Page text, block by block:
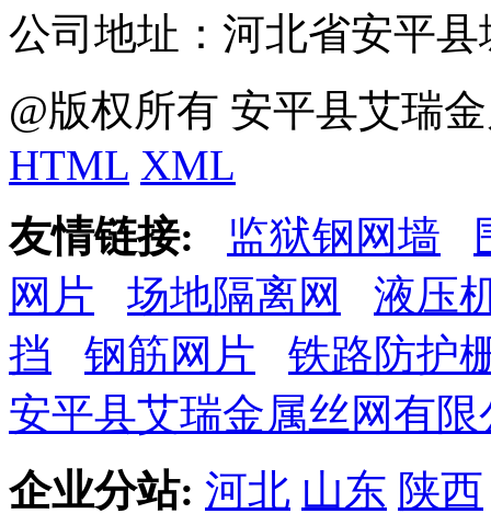
公司地址：河北省安平
@版权所有 安平县艾瑞
HTML XML
友情链接:
监狱钢网墙
网片
场地隔离网
液压
挡
钢筋网片
铁路防护
安平县艾瑞金属丝网有限
企业分站: 河北 山东 陕西